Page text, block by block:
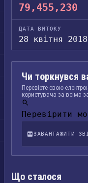
79,455,230
ДАТА ВИТОКУ
28 квітня
Чи торкнувся
Перевірте свою
користувача за всіма
Перевірити
ЗАВАНТАЖИТИ
Що сталося